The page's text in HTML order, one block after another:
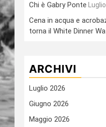
Chi è Gabry Ponte
Cena in acqua e
torna il White Dinner
ARCHIVI
Luglio 2026
Giugno 2026
Maggio 2026